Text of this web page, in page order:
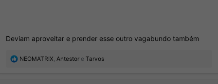
Deviam aproveitar e prender esse outro vagabundo também
R
NEOMATRIX, Antestor e Tarvos